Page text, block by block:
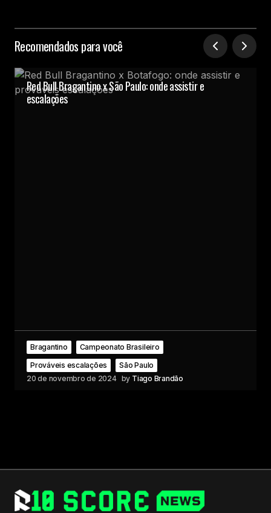
Recomendados para você
Red Bull Bragantino x São Paulo: onde assistir e
escalações
Bragantino
Campeonato Brasileiro
Prováveis escalações
São Paulo
20 de novembro de 2024 by Tiago Brandão